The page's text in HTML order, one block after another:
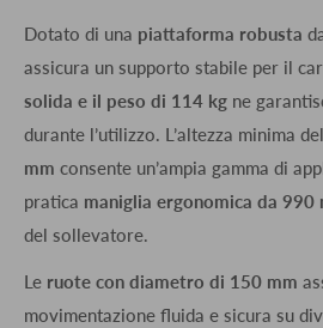
Dotato di una piattaforma robusta
assicura un supporto stabile per il
solida e il peso di 114 kg ne
durante l’utilizzo. L’altezza minima
mm consente un’ampia gamma di
pratica maniglia ergonomica da 990
del sollevatore.
Le ruote con diametro di 150 mm
movimentazione fluida e sicura su